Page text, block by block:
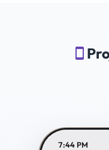
smartphone
7:44 PM